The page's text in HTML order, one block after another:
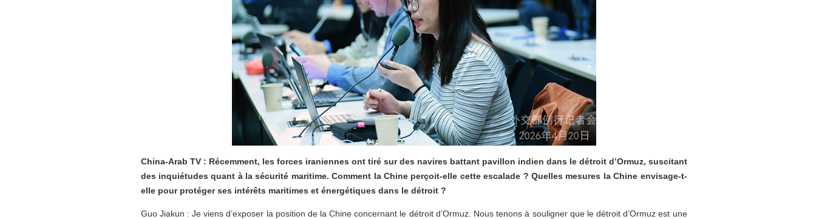
China-Arab TV : Récemment, les forces iraniennes ont tiré sur des navires battant pavillon indien dans le détroit d’Ormuz, suscitant
des inquiétudes quant à la sécurité maritime. Comment la Chine perçoit-elle cette escalade ? Quelles mesures la Chine envisage-t-
elle pour protéger ses intérêts maritimes et énergétiques dans le détroit ?
Guo Jiakun : Je viens d’exposer la position de la Chine concernant le détroit d’Ormuz. Nous tenons à souligner que le détroit d’Ormuz est une